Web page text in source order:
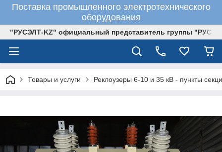
Поставка промышленного электротехнического
оборудования
"РУСЭЛТ-KZ" официальный представитель группы
Товары и услуги Реклоузеры 6-10 и 35 кВ - пункты